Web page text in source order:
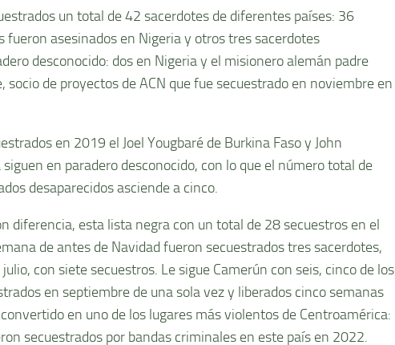
un total de 42 sacerdotes de diferentes países: 36
fueron asesinados en Nigeria y otros tres sacerdotes
desconocido: dos en Nigeria y el misionero alemán padre
socio de proyectos de ACN que fue secuestrado en noviembre en
en 2019 el Joel Yougbaré de Burkina Faso y John
en paradero desconocido, con lo que el número total de
desaparecidos asciende a cinco.
diferencia, esta lista negra con un total de 28 secuestros en el
de antes de Navidad fueron secuestrados tres sacerdotes,
con siete secuestros. Le sigue Camerún con seis, cinco de los
en septiembre de una sola vez y liberados cinco semanas
en uno de los lugares más violentos de Centroamérica:
secuestrados por bandas criminales en este país en 2022.